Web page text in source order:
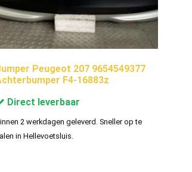
Peugeot 207 9654549377
F4-16883z
Direct leverbaar
2 werkdagen geleverd. Sneller op te
in Hellevoetsluis.